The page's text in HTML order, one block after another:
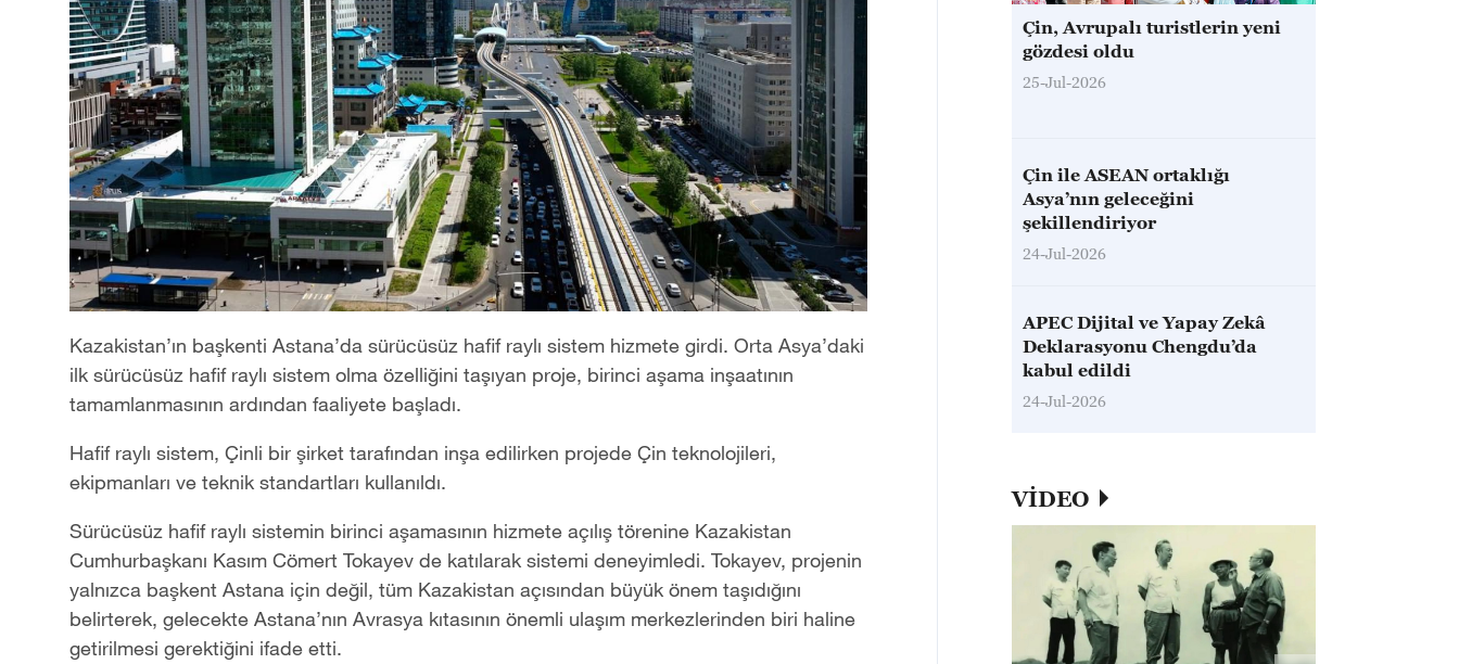
Kazakistan’ın başkenti Astana’da sürücüsüz hafif raylı sistem hizmete girdi. Orta Asya’daki
ilk sürücüsüz hafif raylı sistem olma özelliğini taşıyan proje, birinci aşama inşaatının
tamamlanmasının ardından faaliyete başladı.
Hafif raylı sistem, Çinli bir şirket tarafından inşa edilirken projede Çin teknolojileri,
ekipmanları ve teknik standartları kullanıldı.
Sürücüsüz hafif raylı sistemin birinci aşamasının hizmete açılış törenine Kazakistan
Cumhurbaşkanı Kasım Cömert Tokayev de katılarak sistemi deneyimledi. Tokayev, projenin
yalnızca başkent Astana için değil, tüm Kazakistan açısından büyük önem taşıdığını
belirterek, gelecekte Astana’nın Avrasya kıtasının önemli ulaşım merkezlerinden biri haline
getirilmesi gerektiğini ifade etti.
Çin, Avrupalı turistlerin yeni
gözdesi oldu
25-Jul-2026
Çin ile ASEAN ortaklığı
Asya’nın geleceğini
şekillendiriyor
24-Jul-2026
APEC Dijital ve Yapay Zekâ
Deklarasyonu Chengdu’da
kabul edildi
24-Jul-2026
VİDEO